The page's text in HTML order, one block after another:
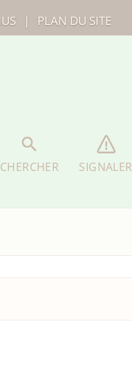
CHERCHER SIGNALER
| PLAN DU SITE